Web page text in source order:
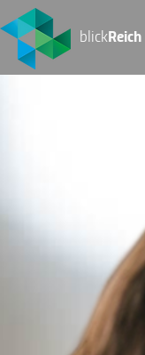
blickReich